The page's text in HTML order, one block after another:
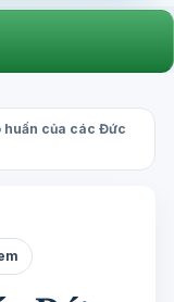
huấn của các Đức